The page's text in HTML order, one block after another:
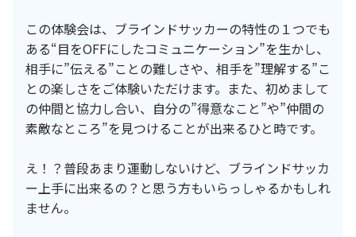
この体験会は、ブラインドサッカーの特性の１つでも
ある“目をOFFにしたコミュニケーション”を生かし、
相手に”伝える”ことの難しさや、相手を”理解する”こ
との楽しさをご体験いただけます。また、初めまして
の仲間と協力し合い、自分の”得意なこと”や”仲間の
素敵なところ”を見つけることが出来るひと時です。
え！？普段あまり運動しないけど、ブラインドサッカ
ー上手に出来るの？と思う方もいらっしゃるかもしれ
ません。